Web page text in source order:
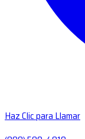
Haz Clic para Llamar